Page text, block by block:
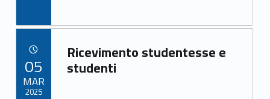
ac
e
b
o
as
to
d
o
m
ai
l
n
di
vi
Link identifier archive #link-archive-42171
Ricevimento studentesse e
studenti
05
MAR
2025